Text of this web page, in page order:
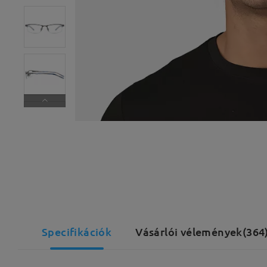
Specifikációk Vásárlói